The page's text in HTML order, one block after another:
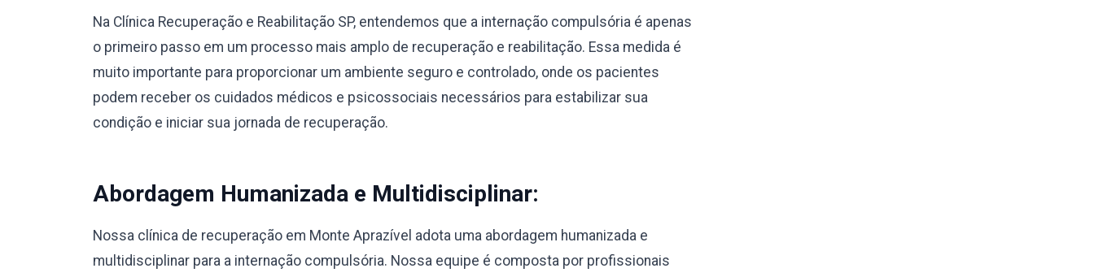
Na Clínica Recuperação e Reabilitação SP, entendemos que a internação compulsória é apenas
o primeiro passo em um processo mais amplo de recuperação e reabilitação. Essa medida é
muito importante para proporcionar um ambiente seguro e controlado, onde os pacientes
podem receber os cuidados médicos e psicossociais necessários para estabilizar sua
condição e iniciar sua jornada de recuperação.
Abordagem Humanizada e Multidisciplinar:
Nossa clínica de recuperação em Monte Aprazível adota uma abordagem humanizada e
multidisciplinar para a internação compulsória. Nossa equipe é composta por profissionais